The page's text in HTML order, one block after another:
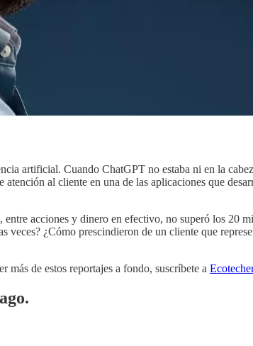
artificial. Cuando ChatGPT no estaba ni en la
al cliente en una de las aplicaciones que
acciones y dinero en efectivo, no superó los 20
¿Cómo prescindieron de un cliente que
más de estos reportajes a fondo, suscríbete a